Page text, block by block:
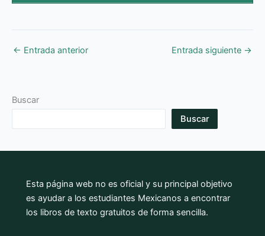
← Entrada anterior Entrada siguiente →
Buscar
Buscar
Esta página web no es oficial y su principal objetivo
es ayudar a los estudiantes Mexicanos a encontrar
los libros de texto gratuitos de forma sencilla.